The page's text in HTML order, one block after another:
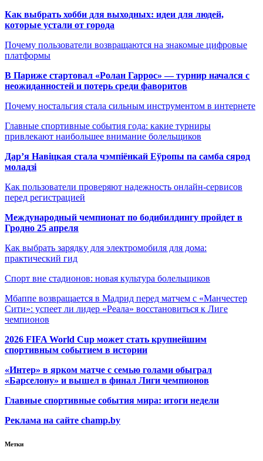
Как выбрать хобби для выходных: идеи для людей,
которые устали от города
Почему пользователи возвращаются на знакомые цифровые
платформы
В Париже стартовал «Ролан Гаррос» — турнир начался с
неожиданностей и потерь среди фаворитов
Почему ностальгия стала сильным инструментом в интернете
Главные спортивные события года: какие турниры
привлекают наибольшее внимание болельщиков
Дар’я Навіцкая стала чэмпіёнкай Еўропы па самба сярод
моладзі
Как пользователи проверяют надежность онлайн-сервисов
перед регистрацией
Международный чемпионат по бодибилдингу пройдет в
Гродно 25 апреля
Как выбрать зарядку для электромобиля для дома:
практический гид
Спорт вне стадионов: новая культура болельщиков
Мбаппе возвращается в Мадрид перед матчем с «Манчестер
Сити»: успеет ли лидер «Реала» восстановиться к Лиге
чемпионов
2026 FIFA World Cup может стать крупнейшим
спортивным событием в истории
«Интер» в ярком матче с семью голами обыграл
«Барселону» и вышел в финал Лиги чемпионов
Главные спортивные события мира: итоги недели
Реклама на сайте champ.by
Метки